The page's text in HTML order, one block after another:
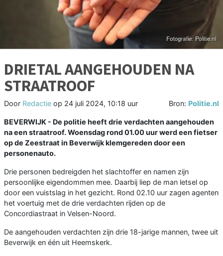
DRIETAL AANGEHOUDEN NA
STRAATROOF
Door Redactie op 24 juli 2024, 10:18 uur Bron: Politie.nl
BEVERWIJK - De politie heeft drie verdachten aangehouden
na een straatroof. Woensdag rond 01.00 uur werd een fietser
op de Zeestraat in Beverwijk klemgereden door een
personenauto.
Drie personen bedreigden het slachtoffer en namen zijn
persoonlijke eigendommen mee. Daarbij liep de man letsel op
door een vuistslag in het gezicht. Rond 02.10 uur zagen agenten
het voertuig met de drie verdachten rijden op de
Concordiastraat in Velsen-Noord.
De aangehouden verdachten zijn drie 18-jarige mannen, twee uit
Beverwijk en één uit Heemskerk.